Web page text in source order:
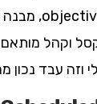
וקהל
וזה עבד